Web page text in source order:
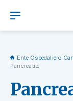
Ente Ospedaliero
Pancreatite